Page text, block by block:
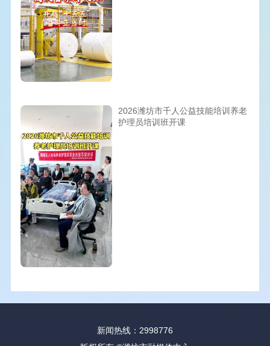
2026潍坊市千人公益技能培训养老
护理员培训班开课
新闻热线：2998776